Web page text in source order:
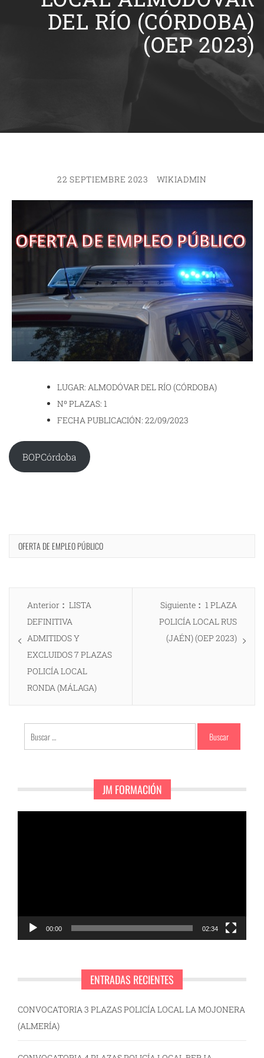
DEL RÍO (CÓRDOBA)
(OEP 2023)
22 SEPTIEMBRE 2023 WIKIADMIN
LUGAR: ALMODÓVAR DEL RÍO (CÓRDOBA)
Nº PLAZAS: 1
FECHA PUBLICACIÓN: 22/09/2023
BOPCórdoba
OFERTA DE EMPLEO PÚBLICO
Navegación
entradas
Anterior
Entrada
anterior:
LISTA
DEFINITIVA
ADMITIDOS Y
EXCLUIDOS 7 PLAZAS
POLICÍA LOCAL
RONDA (MÁLAGA)
Siguiente
Entrada
siguiente:
1 PLAZA
POLICÍA LOCAL RUS
(JAÉN) (OEP 2023)
Buscar:
JM FORMACIÓN
00:00 02:34
ENTRADAS RECIENTES
CONVOCATORIA 3 PLAZAS POLICÍA LOCAL LA MOJONERA
(ALMERÍA)